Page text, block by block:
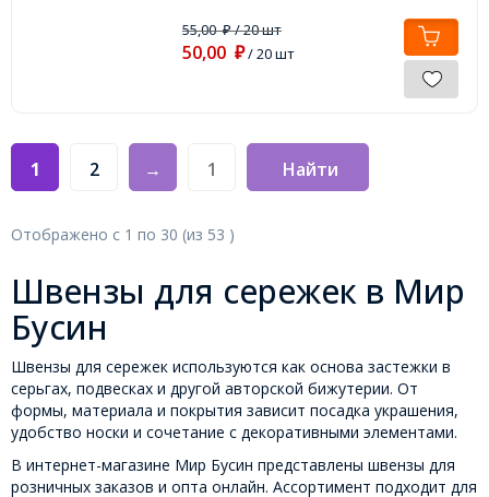
55,00₽/ 20 шт
50,00 ₽/ 20 шт
1 2 → Найти
Отображено с 1 по 30 (из 53 )
Швензы для сережек в Мир
Бусин
Швензы для сережек используются как основа застежки в
серьгах, подвесках и другой авторской бижутерии. От
формы, материала и покрытия зависит посадка украшения,
удобство носки и сочетание с декоративными элементами.
В интернет-магазине Мир Бусин представлены швензы для
розничных заказов и опта онлайн. Ассортимент подходит для